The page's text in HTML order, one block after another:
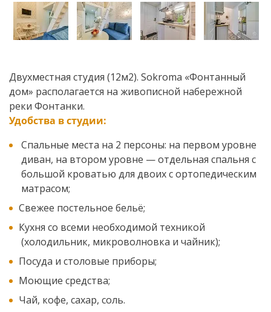
Двухместная студия (12м2). Sokroma «Фонтанный
дом» располагается на живописной набережной
реки Фонтанки.
Удобства в студии:
Спальные места на 2 персоны: на первом уровне
диван, на втором уровне — отдельная спальня с
большой кроватью для двоих с ортопедическим
матрасом;
Свежее постельное бельё;
Кухня со всеми необходимой техникой
(холодильник, микроволновка и чайник);
Посуда и столовые приборы;
Моющие средства;
Чай, кофе, сахар, соль.